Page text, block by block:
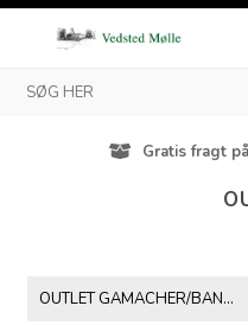
Besøg
OUTLET GAMACHER/BANDAGER